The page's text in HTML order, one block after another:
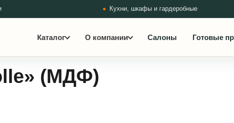
Кухни, шкафы и гардеробные
Каталог О компании Салоны Готовые
(МДФ)